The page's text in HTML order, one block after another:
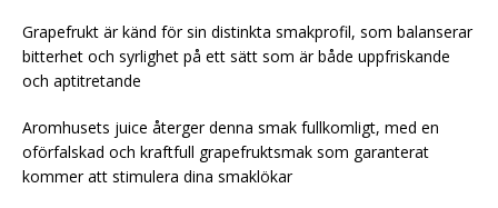
Grapefrukt är känd för sin distinkta smakprofil, som balanserar
bitterhet och syrlighet på ett sätt som är både uppfriskande
och aptitretande
Aromhusets juice återger denna smak fullkomligt, med en
oförfalskad och kraftfull grapefruktsmak som garanterat
kommer att stimulera dina smaklökar